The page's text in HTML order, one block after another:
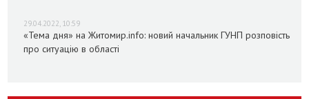
29.04.2022, 10:59
«Тема дня» на Житомир.info: новий начальник ГУНП розповість
про ситуацію в області